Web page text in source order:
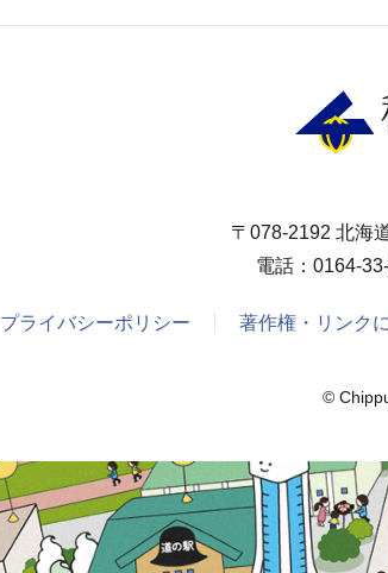
〒078-2192 北海
電話： 0164-
プライバシーポリシー 著作権・リンク
©